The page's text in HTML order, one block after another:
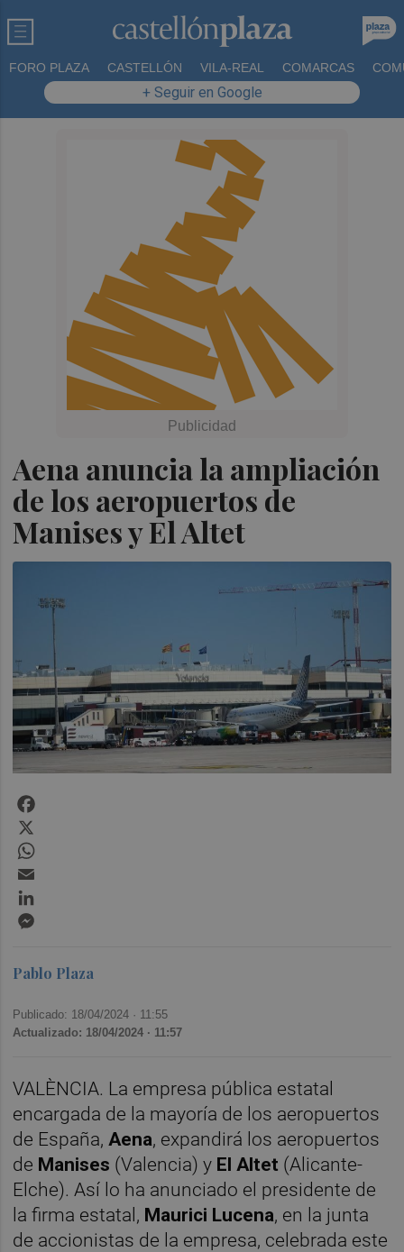
FORO PLAZA CASTELLÓN VILA-REAL COMARCAS
+ Seguir en Google
Aena anuncia la ampliación
de los aeropuertos de
Manises y El Altet
Pablo Plaza
Publicado: 18/04/2024 · 11:55
Actualizado: 18/04/2024 · 11:57
VALÈNCIA. La empresa pública estatal
encargada de la mayoría de los aeropuertos
de España, Aena, expandirá los aeropuertos
de Manises (Valencia) y El Altet (Alicante-
Elche). Así lo ha anunciado el presidente de
la firma estatal, Maurici Lucena, en la junta
de accionistas de la empresa, celebrada este